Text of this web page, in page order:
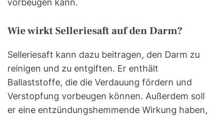
vorbeugen kann.
Wie wirkt Selleriesaft auf den Darm?
Selleriesaft kann dazu beitragen, den Darm zu
reinigen und zu entgiften. Er enthält
Ballaststoffe, die die Verdauung fördern und
Verstopfung vorbeugen können. Außerdem soll
er eine entzündungshemmende Wirkung haben,